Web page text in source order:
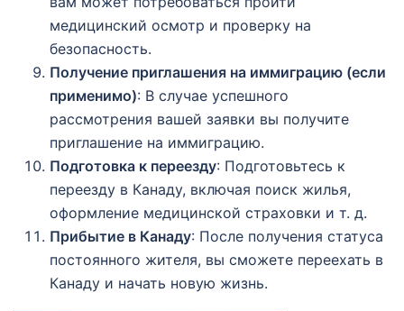
медицинский осмотр и проверку на
безопасность.
Получение приглашения на иммиграцию (если
применимо): В случае успешного
рассмотрения вашей заявки вы получите
приглашение на иммиграцию.
Подготовка к переезду: Подготовьтесь к
переезду в Канаду, включая поиск жилья,
оформление медицинской страховки и т. д.
Прибытие в Канаду: После получения статуса
постоянного жителя, вы сможете переехать в
Канаду и начать новую жизнь.